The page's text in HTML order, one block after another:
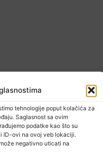
tehnologije poput kolačića za
Saglasnost sa ovim
podatke kao što su
ID-ovi na ovoj veb lokaciji.
negativno uticati na